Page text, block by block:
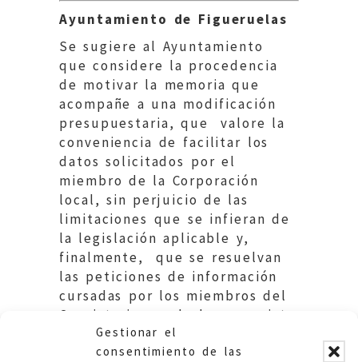
Gestionar el
consentimiento de las
Ayuntamiento de Figueruelas
Se sugiere al Ayuntamiento
que considere la procedencia
de motivar la memoria que
acompañe a una modificación
presupuestaria, que valore la
conveniencia de facilitar los
datos solicitados por el
miembro de la Corporación
local, sin perjuicio de las
limitaciones que se infieran de
la legislación aplicable y,
finalmente, que se resuelvan
las peticiones de información
cursadas por los miembros del
Consistorio en el plazo previsto
legalmente.